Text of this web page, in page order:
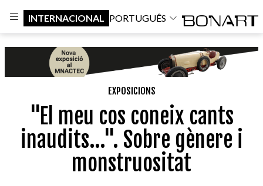
INTERNACIONAL PORTUGUÊS
EXPOSICIONS
"El meu cos coneix cants
inaudits...". Sobre gènere i
monstruositat